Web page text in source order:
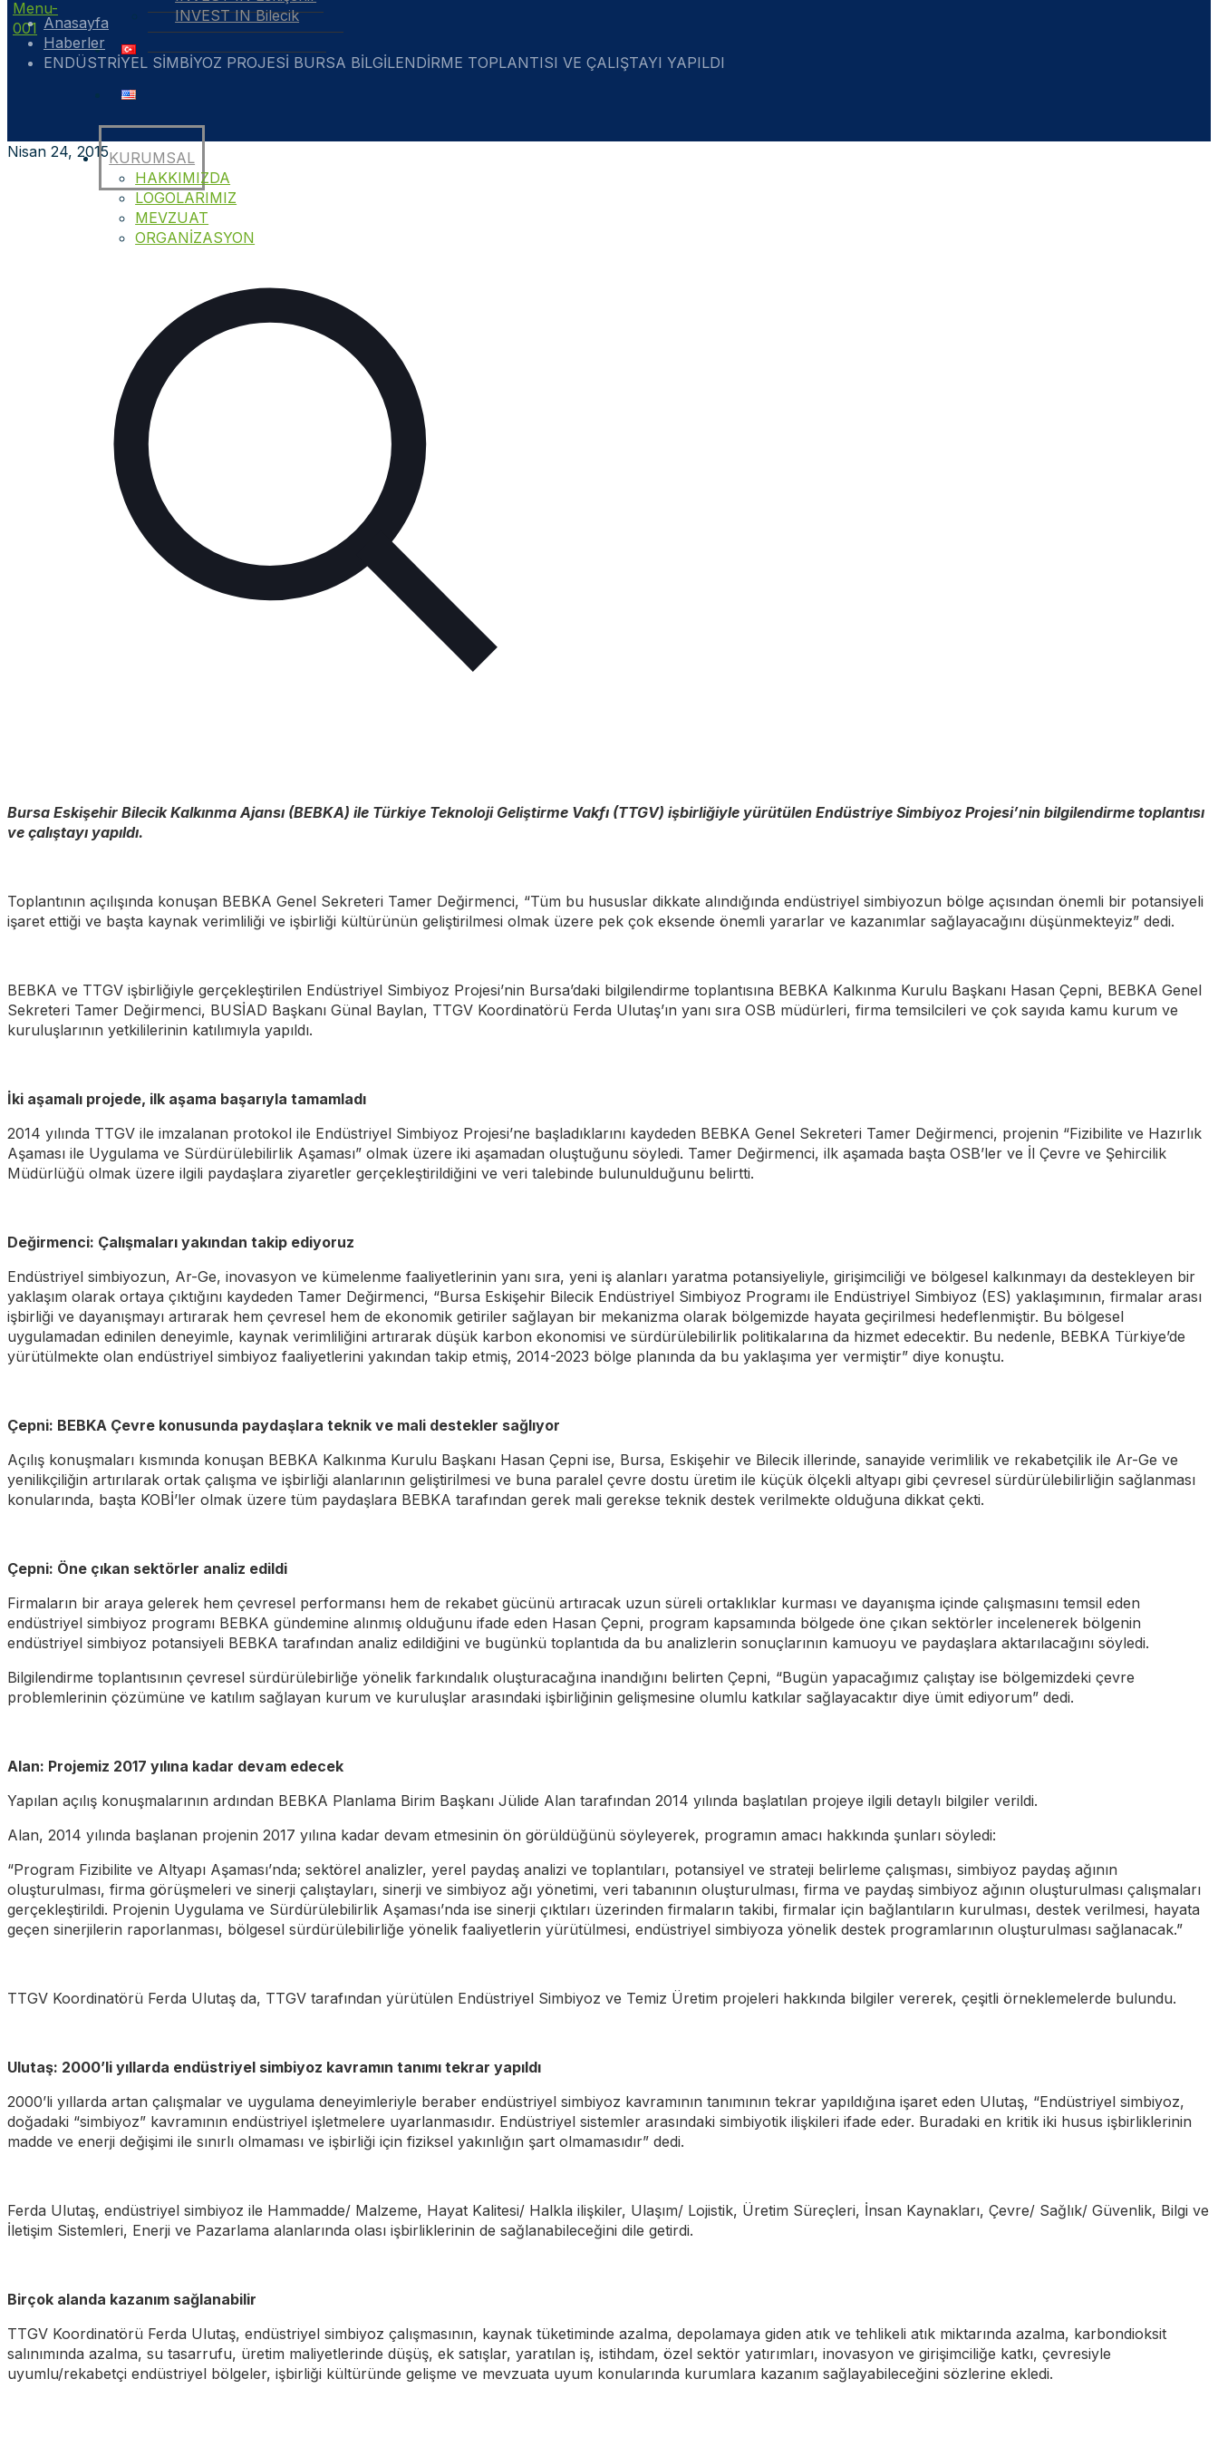
INVEST IN Bilecik
KURUMSAL
HAKKIMIZDA
LOGOLARIMIZ
MEVZUAT
ORGANİZASYON
Anasayfa
Haberler
ENDÜSTRİYEL SİMBİYOZ PROJESİ BURSA BİLGİLENDİRME TOPLANTISI VE ÇALIŞTAYI YAPILDI
Nisan 24, 2015
Bursa Eskişehir Bilecik Kalkınma Ajansı (BEBKA) ile Türkiye Teknoloji Geliştirme Vakfı (TTGV) işbirliğiyle yürütülen Endüstriye Simbiyoz Projesi’nin bilgilendirme toplantısı
ve çalıştayı yapıldı.
Toplantının açılışında konuşan BEBKA Genel Sekreteri Tamer Değirmenci, “Tüm bu hususlar dikkate alındığında endüstriyel simbiyozun bölge açısından önemli bir potansiyeli
işaret ettiği ve başta kaynak verimliliği ve işbirliği kültürünün geliştirilmesi olmak üzere pek çok eksende önemli yararlar ve kazanımlar sağlayacağını düşünmekteyiz” dedi.
BEBKA ve TTGV işbirliğiyle gerçekleştirilen Endüstriyel Simbiyoz Projesi’nin Bursa’daki bilgilendirme toplantısına BEBKA Kalkınma Kurulu Başkanı Hasan Çepni, BEBKA Genel
Sekreteri Tamer Değirmenci, BUSİAD Başkanı Günal Baylan, TTGV Koordinatörü Ferda Ulutaş’ın yanı sıra OSB müdürleri, firma temsilcileri ve çok sayıda kamu kurum ve
kuruluşlarının yetkililerinin katılımıyla yapıldı.
İki aşamalı projede, ilk aşama başarıyla tamamladı
2014 yılında TTGV ile imzalanan protokol ile Endüstriyel Simbiyoz Projesi’ne başladıklarını kaydeden BEBKA Genel Sekreteri Tamer Değirmenci, projenin “Fizibilite ve Hazırlık
Aşaması ile Uygulama ve Sürdürülebilirlik Aşaması” olmak üzere iki aşamadan oluştuğunu söyledi. Tamer Değirmenci, ilk aşamada başta OSB’ler ve İl Çevre ve Şehircilik
Müdürlüğü olmak üzere ilgili paydaşlara ziyaretler gerçekleştirildiğini ve veri talebinde bulunulduğunu belirtti.
Değirmenci: Çalışmaları yakından takip ediyoruz
Endüstriyel simbiyozun, Ar-Ge, inovasyon ve kümelenme faaliyetlerinin yanı sıra, yeni iş alanları yaratma potansiyeliyle, girişimciliği ve bölgesel kalkınmayı da destekleyen bir
yaklaşım olarak ortaya çıktığını kaydeden Tamer Değirmenci, “Bursa Eskişehir Bilecik Endüstriyel Simbiyoz Programı ile Endüstriyel Simbiyoz (ES) yaklaşımının, firmalar arası
işbirliği ve dayanışmayı artırarak hem çevresel hem de ekonomik getiriler sağlayan bir mekanizma olarak bölgemizde hayata geçirilmesi hedeflenmiştir. Bu bölgesel
uygulamadan edinilen deneyimle, kaynak verimliliğini artırarak düşük karbon ekonomisi ve sürdürülebilirlik politikalarına da hizmet edecektir. Bu nedenle, BEBKA Türkiye’de
yürütülmekte olan endüstriyel simbiyoz faaliyetlerini yakından takip etmiş, 2014-2023 bölge planında da bu yaklaşıma yer vermiştir” diye konuştu.
Çepni: BEBKA Çevre konusunda paydaşlara teknik ve mali destekler sağlıyor
Açılış konuşmaları kısmında konuşan BEBKA Kalkınma Kurulu Başkanı Hasan Çepni ise, Bursa, Eskişehir ve Bilecik illerinde, sanayide verimlilik ve rekabetçilik ile Ar-Ge ve
yenilikçiliğin artırılarak ortak çalışma ve işbirliği alanlarının geliştirilmesi ve buna paralel çevre dostu üretim ile küçük ölçekli altyapı gibi çevresel sürdürülebilirliğin sağlanması
konularında, başta KOBİ’ler olmak üzere tüm paydaşlara BEBKA tarafından gerek mali gerekse teknik destek verilmekte olduğuna dikkat çekti.
Çepni: Öne çıkan sektörler analiz edildi
Firmaların bir araya gelerek hem çevresel performansı hem de rekabet gücünü artıracak uzun süreli ortaklıklar kurması ve dayanışma içinde çalışmasını temsil eden
endüstriyel simbiyoz programı BEBKA gündemine alınmış olduğunu ifade eden Hasan Çepni, program kapsamında bölgede öne çıkan sektörler incelenerek bölgenin
endüstriyel simbiyoz potansiyeli BEBKA tarafından analiz edildiğini ve bugünkü toplantıda da bu analizlerin sonuçlarının kamuoyu ve paydaşlara aktarılacağını söyledi.
Bilgilendirme toplantısının çevresel sürdürülebirliğe yönelik farkındalık oluşturacağına inandığını belirten Çepni, “Bugün yapacağımız çalıştay ise bölgemizdeki çevre
problemlerinin çözümüne ve katılım sağlayan kurum ve kuruluşlar arasındaki işbirliğinin gelişmesine olumlu katkılar sağlayacaktır diye ümit ediyorum” dedi.
Alan: Projemiz 2017 yılına kadar devam edecek
Yapılan açılış konuşmalarının ardından BEBKA Planlama Birim Başkanı Jülide Alan tarafından 2014 yılında başlatılan projeye ilgili detaylı bilgiler verildi.
Alan, 2014 yılında başlanan projenin 2017 yılına kadar devam etmesinin ön görüldüğünü söyleyerek, programın amacı hakkında şunları söyledi:
“Program Fizibilite ve Altyapı Aşaması’nda; sektörel analizler, yerel paydaş analizi ve toplantıları, potansiyel ve strateji belirleme çalışması, simbiyoz paydaş ağının
oluşturulması, firma görüşmeleri ve sinerji çalıştayları, sinerji ve simbiyoz ağı yönetimi, veri tabanının oluşturulması, firma ve paydaş simbiyoz ağının oluşturulması çalışmaları
gerçekleştirildi. Projenin Uygulama ve Sürdürülebilirlik Aşaması’nda ise sinerji çıktıları üzerinden firmaların takibi, firmalar için bağlantıların kurulması, destek verilmesi, hayata
geçen sinerjilerin raporlanması, bölgesel sürdürülebilirliğe yönelik faaliyetlerin yürütülmesi, endüstriyel simbiyoza yönelik destek programlarının oluşturulması sağlanacak.”
TTGV Koordinatörü Ferda Ulutaş da, TTGV tarafından yürütülen Endüstriyel Simbiyoz ve Temiz Üretim projeleri hakkında bilgiler vererek, çeşitli örneklemelerde bulundu.
Ulutaş: 2000’li yıllarda endüstriyel simbiyoz kavramın tanımı tekrar yapıldı
2000’li yıllarda artan çalışmalar ve uygulama deneyimleriyle beraber endüstriyel simbiyoz kavramının tanımının tekrar yapıldığına işaret eden Ulutaş, “Endüstriyel simbiyoz,
doğadaki “simbiyoz” kavramının endüstriyel işletmelere uyarlanmasıdır. Endüstriyel sistemler arasındaki simbiyotik ilişkileri ifade eder. Buradaki en kritik iki husus işbirliklerinin
madde ve enerji değişimi ile sınırlı olmaması ve işbirliği için fiziksel yakınlığın şart olmamasıdır” dedi.
Ferda Ulutaş, endüstriyel simbiyoz ile Hammadde/ Malzeme, Hayat Kalitesi/ Halkla ilişkiler, Ulaşım/ Lojistik, Üretim Süreçleri, İnsan Kaynakları, Çevre/ Sağlık/ Güvenlik, Bilgi ve
İletişim Sistemleri, Enerji ve Pazarlama alanlarında olası işbirliklerinin de sağlanabileceğini dile getirdi.
Birçok alanda kazanım sağlanabilir
TTGV Koordinatörü Ferda Ulutaş, endüstriyel simbiyoz çalışmasının, kaynak tüketiminde azalma, depolamaya giden atık ve tehlikeli atık miktarında azalma, karbondioksit
salınımında azalma, su tasarrufu, üretim maliyetlerinde düşüş, ek satışlar, yaratılan iş, istihdam, özel sektör yatırımları, inovasyon ve girişimciliğe katkı, çevresiyle
uyumlu/rekabetçi endüstriyel bölgeler, işbirliği kültüründe gelişme ve mevzuata uyum konularında kurumlara kazanım sağlayabileceğini sözlerine ekledi.